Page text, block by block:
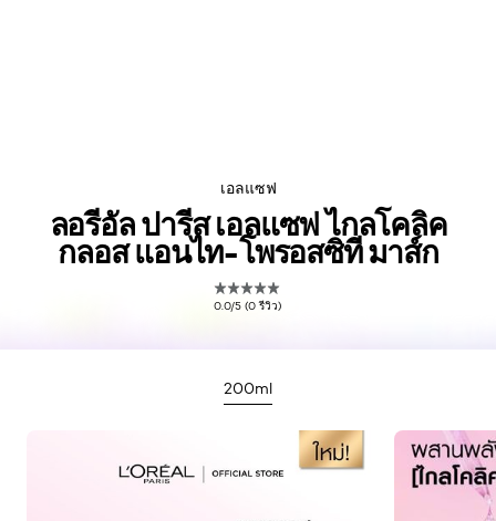
เอลแซฟ
ลอรีอัล ปารีส เอลแซฟ ไกลโคลิค
กลอส แอนไท-โพรอสซิที มาส์ก
0.0/5 (0 รีวิว)
200ml